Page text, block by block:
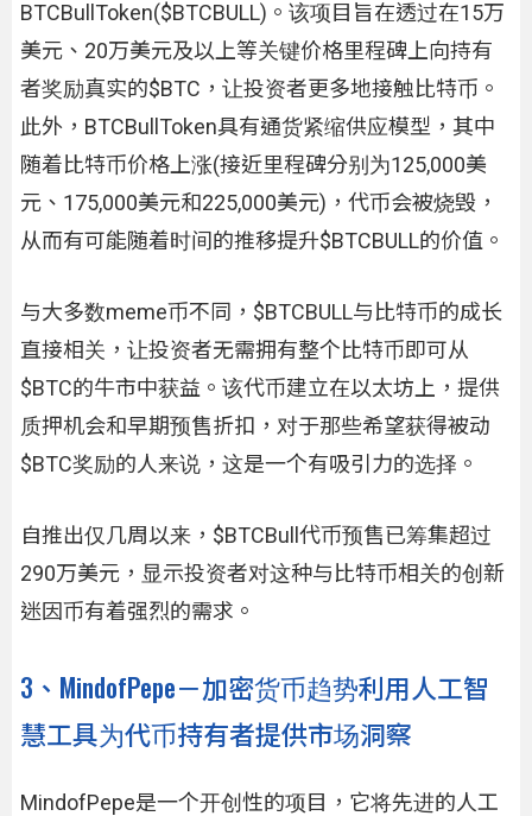
BTCBullToken($BTCBULL)。该项目旨在透过在15万
美元、20万美元及以上等关键价格里程碑上向持有
者奖励真实的$BTC，让投资者更多地接触比特币。
此外，BTCBullToken具有通货紧缩供应模型，其中
随着比特币价格上涨(接近里程碑分别为125,000美
元、175,000美元和225,000美元)，代币会被烧毁，
从而有可能随着时间的推移提升$BTCBULL的价值。
与大多数meme币不同，$BTCBULL与比特币的成长
直接相关，让投资者无需拥有整个比特币即可从
$BTC的牛市中获益。该代币建立在以太坊上，提供
质押机会和早期预售折扣，对于那些希望获得被动
$BTC奖励的人来说，这是一个有吸引力的选择。
自推出仅几周以来，$BTCBull代币预售已筹集超过
290万美元，显示投资者对这种与比特币相关的创新
迷因币有着强烈的需求。
3、MindofPepe－加密货币趋势利用人工智
慧工具为代币持有者提供市场洞察
MindofPepe是一个开创性的项目，它将先进的人工